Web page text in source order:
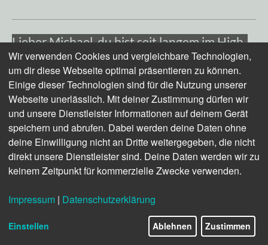
Lieber Michael, du bist seit langem im High-
End-Design zuhause: Wo genau kommst du
her, wo kann man dich verorten?
Geboren in Berlin, aufgewachsen in
Mittelfranken, bin ich vor rund zehn Jahren
nach München gezogen. Ich komme aus
dem Holzbereich und bin über den
(Um-)Weg eines Holzhändlers in die
Möbelbranche gekommen. Ich war in den
tätig und habe irgendwann aus dem
Vertrieb heraus angefangen, mich um
Design, Produktentwicklung, Marketing
Wir verwenden Cookies und vergleichbare Technologien,
um dir diese Webseite optimal präsentieren zu können.
Einige dieser Technologien sind für die Nutzung unserer
Webseite unerlässlich. Mit deiner Zustimmung dürfen wir
und unsere Dienstleister Informationen auf deinem Gerät
speichern und abrufen. Dabei werden deine Daten ohne
deine Einwilligung nicht an Dritte weitergegeben, die nicht
direkt unsere Dienstleister sind. Deine Daten werden wir zu
keinem Zeitpunkt für kommerzielle Zwecke verwenden.
Impressum | Datenschutzerklärung
Einstellen Ablehnen Zustimmen